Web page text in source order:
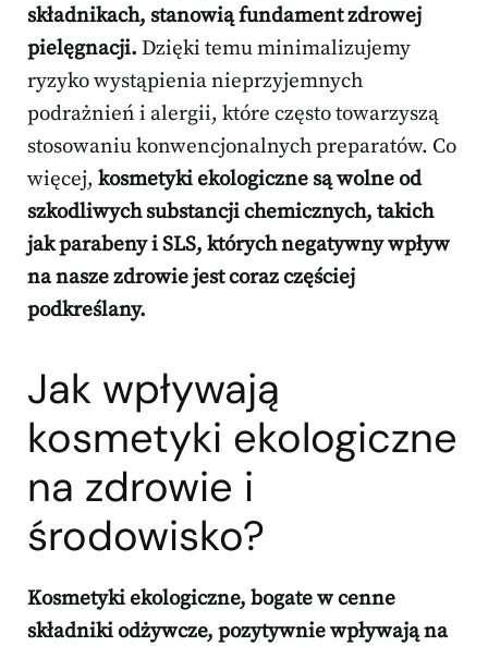
składnikach, stanowią fundament zdrowej
pielęgnacji. Dzięki temu minimalizujemy
ryzyko wystąpienia nieprzyjemnych
podrażnień i alergii, które często towarzyszą
stosowaniu konwencjonalnych preparatów. Co
więcej, kosmetyki ekologiczne są wolne od
szkodliwych substancji chemicznych, takich
jak parabeny i SLS, których negatywny wpływ
na nasze zdrowie jest coraz częściej
podkreślany.
Jak wpływają
kosmetyki ekologiczne
na zdrowie i
środowisko?
Kosmetyki ekologiczne, bogate w cenne
składniki odżywcze, pozytywnie wpływają na